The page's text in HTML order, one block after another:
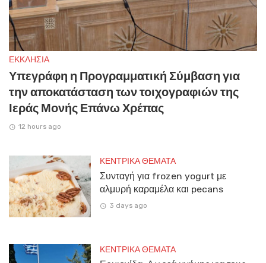
ΕΚΚΛΗΣΙΑ
Υπεγράφη η Προγραμματική Σύμβαση για
την αποκατάσταση των τοιχογραφιών της
Ιεράς Μονής Επάνω Χρέπας
12 hours ago
ΚΕΝΤΡΙΚΑ ΘΕΜΑΤΑ
Συνταγή για frozen yogurt με
αλμυρή καραμέλα και pecans
3 days ago
ΚΕΝΤΡΙΚΑ ΘΕΜΑΤΑ